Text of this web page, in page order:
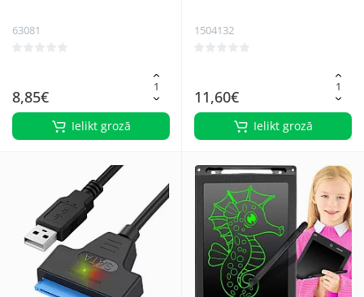
63081
8,85€
Ielikt grozā
1504132
11,60€
Ielikt grozā